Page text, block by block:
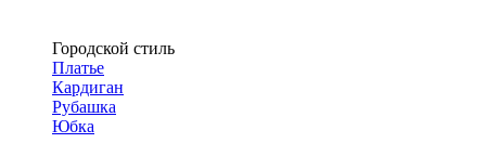
Городской стиль
Платье
Кардиган
Рубашка
Юбка